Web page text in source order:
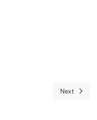
Next article:
Next